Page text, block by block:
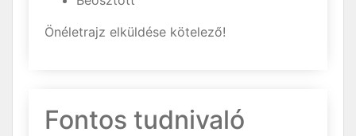
Önéletrajz elküldése kötelező!
Fontos tudnivaló